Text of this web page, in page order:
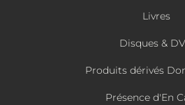
Livres
Disques &
Produits dérivés
Présence d'En